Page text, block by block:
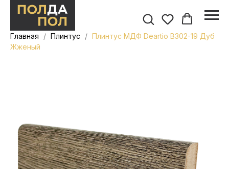
Главная Плинтус
Плинтус МДФ Deartio B302-19 Дуб
Жженый